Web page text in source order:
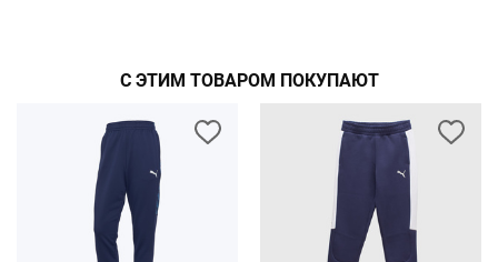
С ЭТИМ ТОВАРОМ ПОКУПАЮТ